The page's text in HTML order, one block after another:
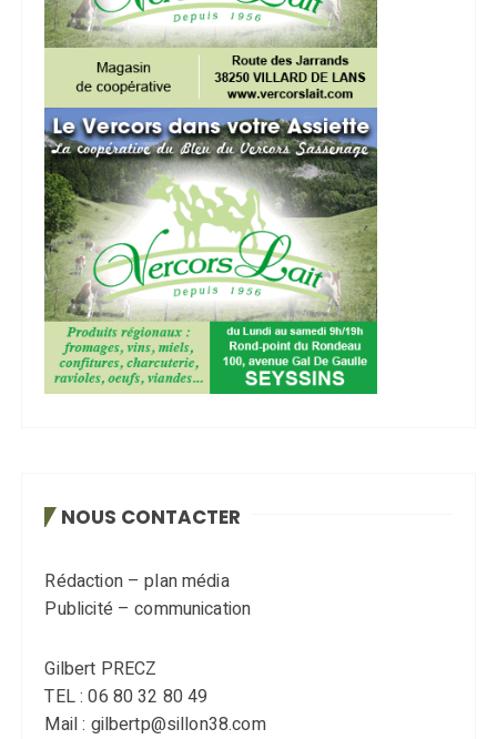
NOUS CONTACTER
Rédaction – plan média
Publicité – communication
Gilbert PRECZ
TEL : 06 80 32 80 49
Mail : gilbertp@sillon38.com